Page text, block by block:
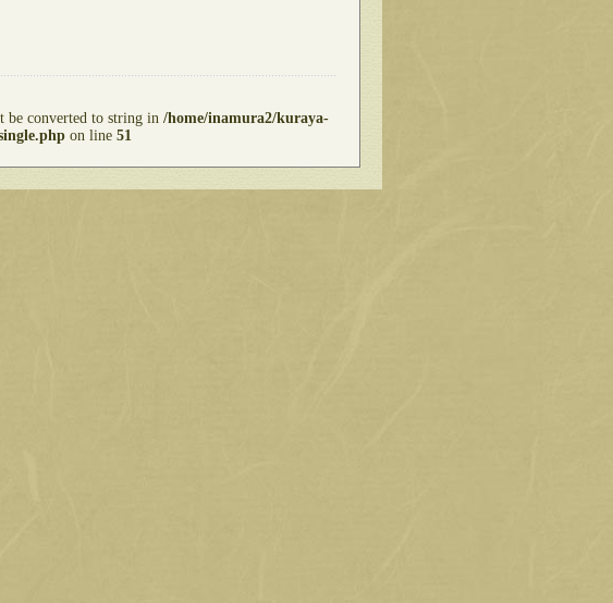
be converted to string in /home/inamura2/kuraya-
on line 51